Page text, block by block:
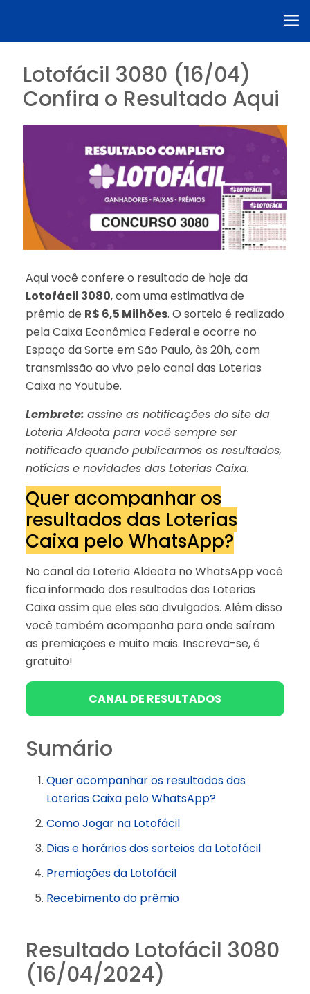
Lotofácil 3080 (16/04)
Confira o Resultado Aqui
Aqui você confere o resultado de hoje da
Lotofácil 3080, com uma estimativa de
prêmio de R$ 6,5 Milhões. O sorteio é realizado
pela Caixa Econômica Federal e ocorre no
Espaço da Sorte em São Paulo, às 20h, com
transmissão ao vivo pelo canal das Loterias
Caixa no Youtube.
Lembrete: assine as notificações do site da
Loteria Aldeota para você sempre ser
notificado quando publicarmos os resultados,
notícias e novidades das Loterias Caixa.
Quer acompanhar os
resultados das Loterias
Caixa pelo WhatsApp?
No canal da Loteria Aldeota no WhatsApp você
fica informado dos resultados das Loterias
Caixa assim que eles são divulgados. Além disso
você também acompanha para onde saíram
as premiações e muito mais. Inscreva-se, é
gratuito!
CANAL DE RESULTADOS
Sumário
Quer acompanhar os resultados das
Loterias Caixa pelo WhatsApp?
Como Jogar na Lotofácil
Dias e horários dos sorteios da Lotofácil
Premiações da Lotofácil
Recebimento do prêmio
Resultado Lotofácil 3080
(16/04/2024)